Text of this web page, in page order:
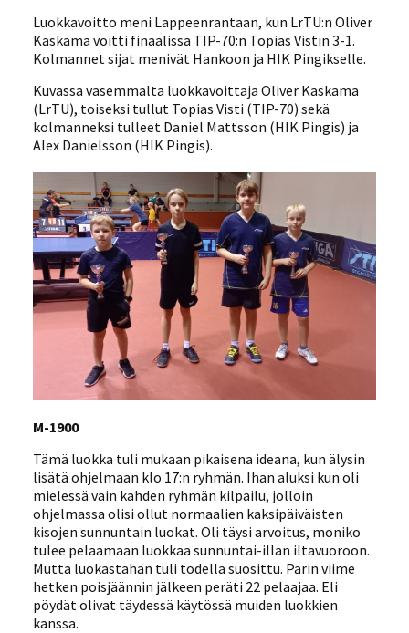
Luokkavoitto meni Lappeenrantaan, kun LrTU:n Oliver
Kaskama voitti finaalissa TIP-70:n Topias Vistin 3-1.
Kolmannet sijat menivät Hankoon ja HIK Pingikselle.
Kuvassa vasemmalta luokkavoittaja Oliver Kaskama
(LrTU), toiseksi tullut Topias Visti (TIP-70) sekä
kolmanneksi tulleet Daniel Mattsson (HIK Pingis) ja
Alex Danielsson (HIK Pingis).
M-1900
Tämä luokka tuli mukaan pikaisena ideana, kun älysin
lisätä ohjelmaan klo 17:n ryhmän. Ihan aluksi kun oli
mielessä vain kahden ryhmän kilpailu, jolloin
ohjelmassa olisi ollut normaalien kaksipäiväisten
kisojen sunnuntain luokat. Oli täysi arvoitus, moniko
tulee pelaamaan luokkaa sunnuntai-illan iltavuoroon.
Mutta luokastahan tuli todella suosittu. Parin viime
hetken poisjäännin jälkeen peräti 22 pelaajaa. Eli
pöydät olivat täydessä käytössä muiden luokkien
kanssa.